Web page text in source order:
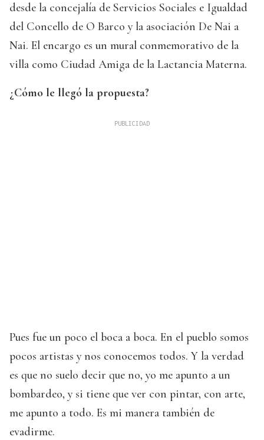
desde la concejalía de Servicios Sociales e Igualdad
del Concello de O Barco y la asociación De Nai a
Nai. El encargo es un mural conmemorativo de la
villa como Ciudad Amiga de la Lactancia Materna.
¿Cómo le llegó la propuesta?
Pues fue un poco el boca a boca. En el pueblo somos
pocos artistas y nos conocemos todos. Y la verdad
es que no suelo decir que no, yo me apunto a un
bombardeo, y si tiene que ver con pintar, con arte,
me apunto a todo. Es mi manera también de
evadirme.